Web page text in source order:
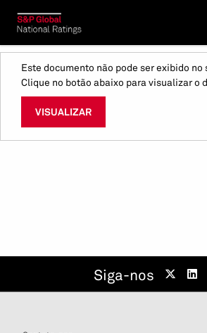
Este documento não pode ser exibido no
Clique no botão abaixo para visualizar o
VISUALIZAR
Siga-nos